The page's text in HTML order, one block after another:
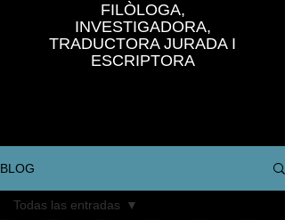
FILÒLOGA,
INVESTIGADORA,
TRADUCTORA JURADA I
ESCRIPTORA
BLOG
Todas las entradas